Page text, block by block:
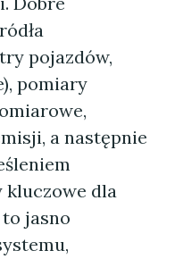
pojazdów,
pomiary
a następnie
kluczowe dla
jasno